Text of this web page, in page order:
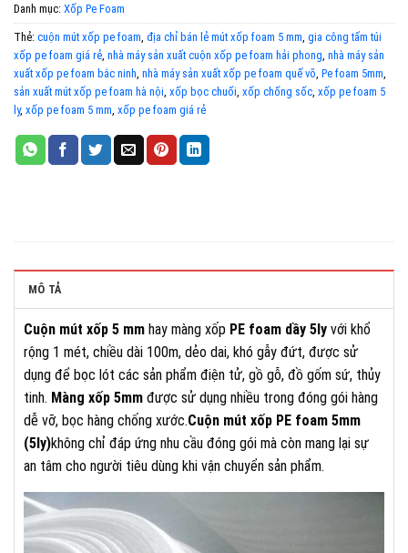
Danh mục: Xốp Pe Foam
Thẻ: cuộn mút xốp pe foam địa chỉ bán lẻ mút xốp foam 5 mm gia công tấm túi
xốp pe foam giá rẻ nhà máy sản xuất cuộn xốp pe foam hải phong nhà máy sản
xuất xốp pe foam bắc ninh nhà máy sản xuất xốp pe foam quế võ Pe foam 5mm
sản xuất mút xốp pe foam hà nội xốp bọc chuối xốp chống sốc xốp pe foam 5
ly, xốp pe foam 5 mm xốp pe foam giá rẻ
MÔ TẢ
Cuộn mút xốp 5 mm hay màng xốp PE foam dầy 5ly với khổ
rộng 1 mét, chiều dài 100m, dẻo dai, khó gẫy đứt, được sử
dụng để bọc lót các sản phẩm điện tử, gồ gỗ, đồ gốm sứ, thủy
tinh. Màng xốp 5mm được sử dụng nhiều trong đóng gói hàng
dễ vỡ, bọc hàng chống xước.Cuộn mút xốp PE foam 5mm
(5ly)không chỉ đáp ứng nhu cầu đóng gói mà còn mang lại sự
an tâm cho người tiêu dùng khi vận chuyển sản phẩm.